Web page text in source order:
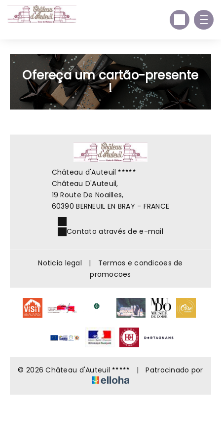
Ofereça um cartão-presente
!
Château d'Auteuil
Château D'Auteuil,
19 Route De Noailles,
60390 BERNEUIL EN BRAY - FRANCE
Contato através de e-mail
Noticia legal |
Termos e condicoes de
promocoes
© 2026 Château d'Auteuil | Patrocinado por